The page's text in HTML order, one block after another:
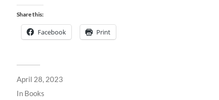
Share this:
Facebook Print
April 28, 2023
In Books